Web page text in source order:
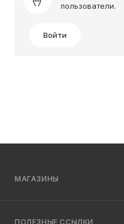
пользователи.
Войти
МАГАЗИНЫ
ПОЛЕЗНЫЕ ССЫЛКИ